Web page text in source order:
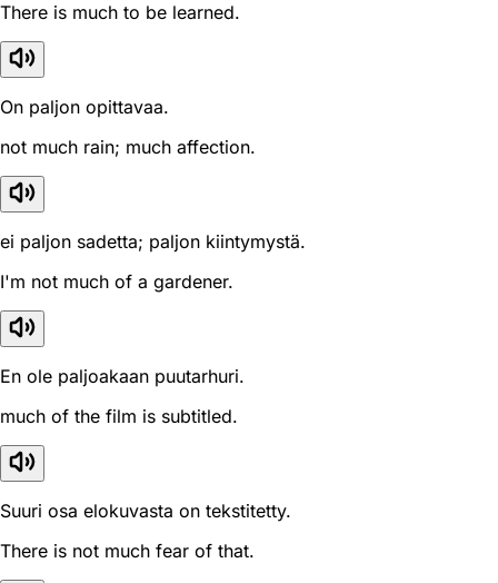
There is much to be learned.
On paljon opittavaa.
not much rain; much affection.
ei paljon sadetta; paljon kiintymystä.
I'm not much of a gardener.
En ole paljoakaan puutarhuri.
much of the film is subtitled.
Suuri osa elokuvasta on tekstitetty.
There is not much fear of that.